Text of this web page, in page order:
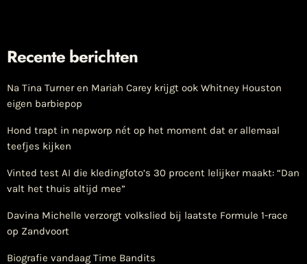
Recente berichten
Na Tina Turner en Mariah Carey krijgt ook Whitney Houston
eigen barbiepop
Hond trapt in nepworp nét op het moment dat er allemaal
teefjes kijken
Vinted test AI die kledingfoto’s 30 procent lelijker maakt: “Dan
valt het thuis altijd mee”
Davina Michelle verzorgt volkslied bij laatste Formule 1-race
op Zandvoort
Biografie vandaag Time Bandits